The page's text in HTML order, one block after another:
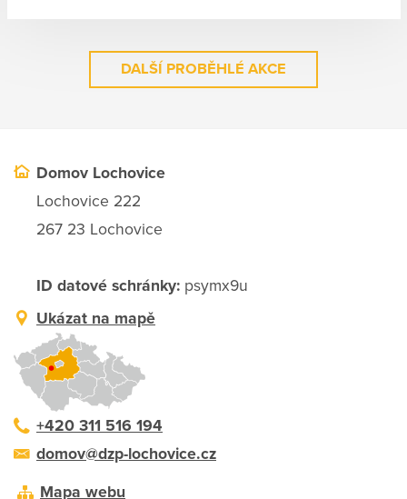
DALŠÍ PROBĚHLÉ AKCE
Domov Lochovice
Lochovice 222
267 23 Lochovice
ID datové schránky: psymx9u
Ukázat na mapě
+420 311 516 194
domov@dzp-lochovice.cz
Mapa webu